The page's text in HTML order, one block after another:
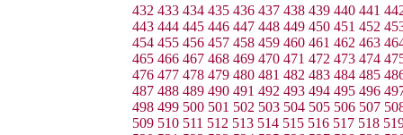
432 433 434 435 436 437 438 439 440 441
443 444 445 446 447 448 449 450 451 452
454 455 456 457 458 459 460 461 462 463
465 466 467 468 469 470 471 472 473 474
476 477 478 479 480 481 482 483 484 485
487 488 489 490 491 492 493 494 495 496
498 499 500 501 502 503 504 505 506 507
509 510 511 512 513 514 515 516 517 518